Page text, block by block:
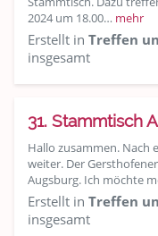
2024 um 18.00… mehr
Erstellt in Treffen
insgesamt
31. Stammtisch
Hallo zusammen. Nach
weiter. Der
Augsburg. Ich möchte
Erstellt in Treffen
insgesamt